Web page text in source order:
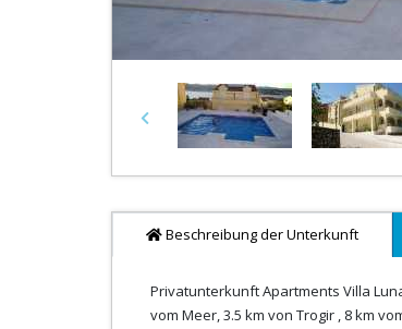
Previous
Beschreibung der Unterkunft
Privatunterkunft Apartments Villa
vom Meer, 3.5 km von Trogir , 8 km